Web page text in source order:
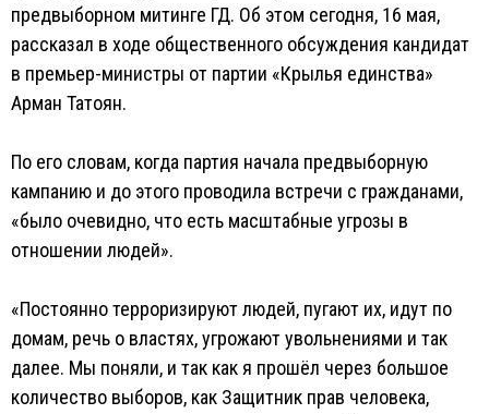
предвыборном митинге ГД. Об этом сегодня, 16 мая,
рассказал в ходе общественного обсуждения кандидат
в премьер-министры от партии «Крылья единства»
Арман Татоян.
По его словам, когда партия начала предвыборную
кампанию и до этого проводила встречи с гражданами,
«было очевидно, что есть масштабные угрозы в
отношении людей».
«Постоянно терроризируют людей, пугают их, идут по
домам, речь о властях, угрожают увольнениями и так
далее. Мы поняли, и так как я прошёл через большое
количество выборов, как Защитник прав человека,